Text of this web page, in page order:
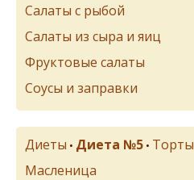
Салаты с рыбой
Салаты из сыра и яиц
Фруктовые салаты
Соусы и заправки
Диеты • Диета №5 • Торты
Масленица